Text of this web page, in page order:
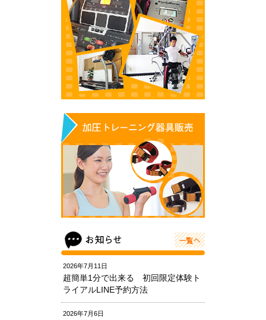
2026年7月11日
超簡単1分で出来る 初回限定体験ト
ライアルLINE予約方法
2026年7月6日